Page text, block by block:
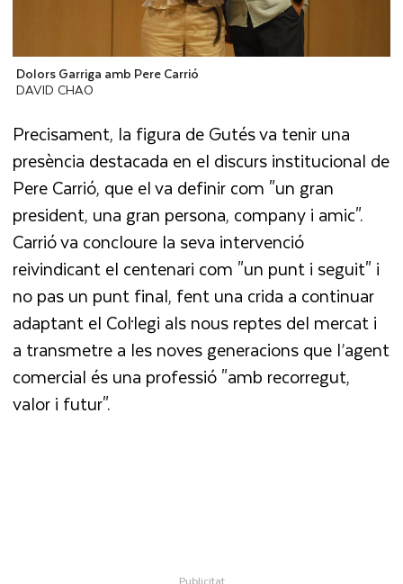
Dolors Garriga amb Pere Carrió
DAVID CHAO
Precisament, la figura de Gutés va tenir una
presència destacada en el discurs institucional de
Pere Carrió, que el va definir com "un gran
president, una gran persona, company i amic".
Carrió va concloure la seva intervenció
reivindicant el centenari com "un punt i seguit" i
no pas un punt final, fent una crida a continuar
adaptant el Col·legi als nous reptes del mercat i
a transmetre a les noves generacions que l’agent
comercial és una professió "amb recorregut,
valor i futur".